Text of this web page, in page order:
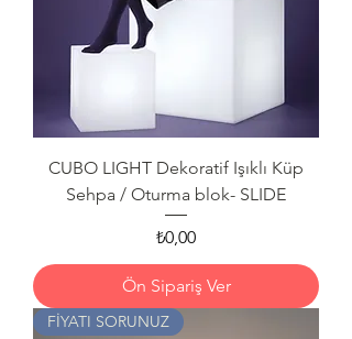
CUBO LIGHT Dekoratif Işıklı Küp
Sehpa / Oturma blok- SLIDE
Fiyat
₺0,00
Ön Sipariş Ver
FİYATI SORUNUZ